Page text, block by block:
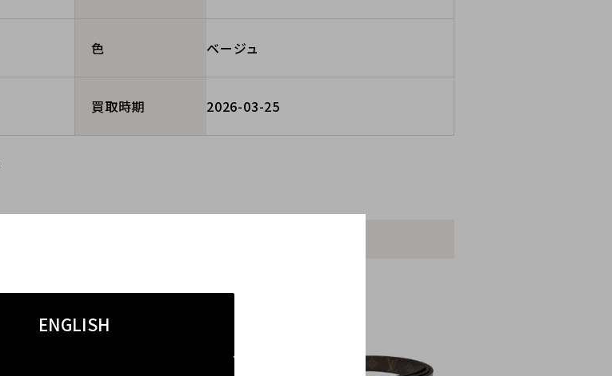
ENGLISH
色 ベージュ
買取時期 2026-03-25